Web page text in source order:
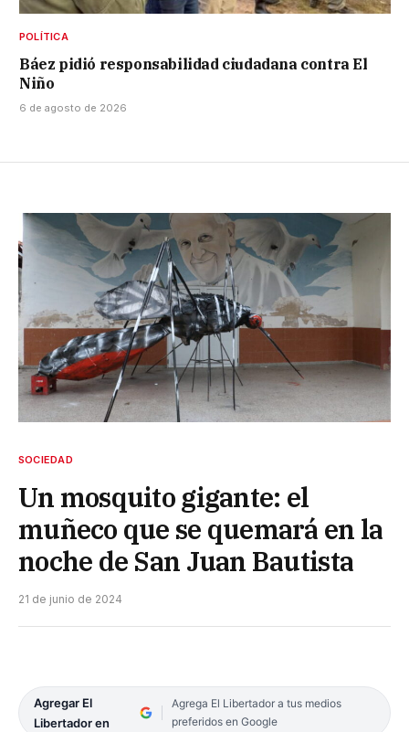
POLÍTICA
Báez pidió responsabilidad ciudadana contra El
Niño
6 de agosto de 2026
SOCIEDAD
Un mosquito gigante: el
muñeco que se quemará en la
noche de San Juan Bautista
21 de junio de 2024
Agregar El
Libertador en
Agrega El Libertador a tus medios
preferidos en Google